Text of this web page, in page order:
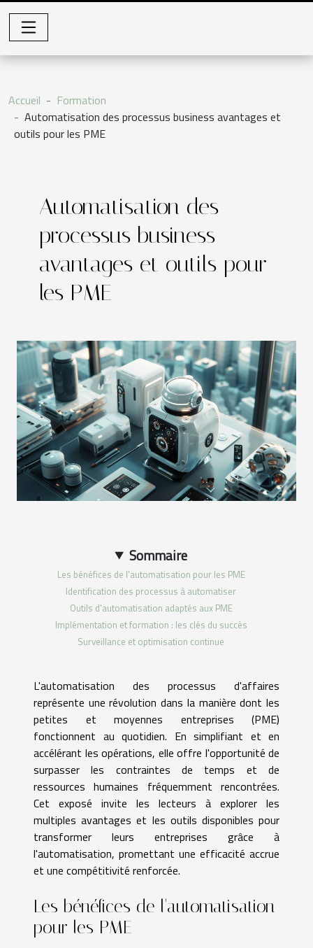
Accueil
Formation
Automatisation des processus business avantages et
outils pour les PME
Automatisation des
processus business
avantages et outils pour
les PME
Sommaire
Les bénéfices de l'automatisation pour les PME
Identification des processus à automatiser
Outils d'automatisation adaptés aux PME
Implémentation et formation : les clés du succès
Surveillance et optimisation continue
L'automatisation des processus d'affaires
représente une révolution dans la manière dont les
petites et moyennes entreprises (PME)
fonctionnent au quotidien. En simplifiant et en
accélérant les opérations, elle offre l'opportunité de
surpasser les contraintes de temps et de
ressources humaines fréquemment rencontrées.
Cet exposé invite les lecteurs à explorer les
multiples avantages et les outils disponibles pour
transformer leurs entreprises grâce à
l'automatisation, promettant une efficacité accrue
et une compétitivité renforcée.
Les bénéfices de l'automatisation
pour les PME